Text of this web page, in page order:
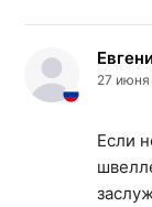
27
Если